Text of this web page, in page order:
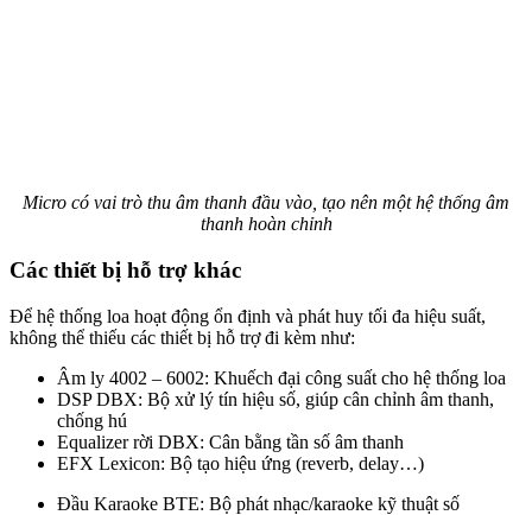
Micro có vai trò thu âm thanh đầu vào, tạo nên một hệ thống âm
thanh hoàn chỉnh
Các thiết bị hỗ trợ khác
Để hệ thống loa hoạt động ổn định và phát huy tối đa hiệu suất,
không thể thiếu các thiết bị hỗ trợ đi kèm như:
Âm ly 4002 – 6002: Khuếch đại công suất cho hệ thống loa
DSP DBX: Bộ xử lý tín hiệu số, giúp cân chỉnh âm thanh,
chống hú
Equalizer rời DBX: Cân bằng tần số âm thanh
EFX Lexicon: Bộ tạo hiệu ứng (reverb, delay…)
Đầu Karaoke BTE: Bộ phát nhạc/karaoke kỹ thuật số